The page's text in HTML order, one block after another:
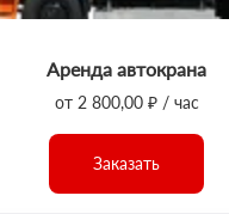
Аренда автокрана
от 2 800,00 ₽ / час
Заказать